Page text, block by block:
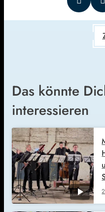
Das könnte
interessieren